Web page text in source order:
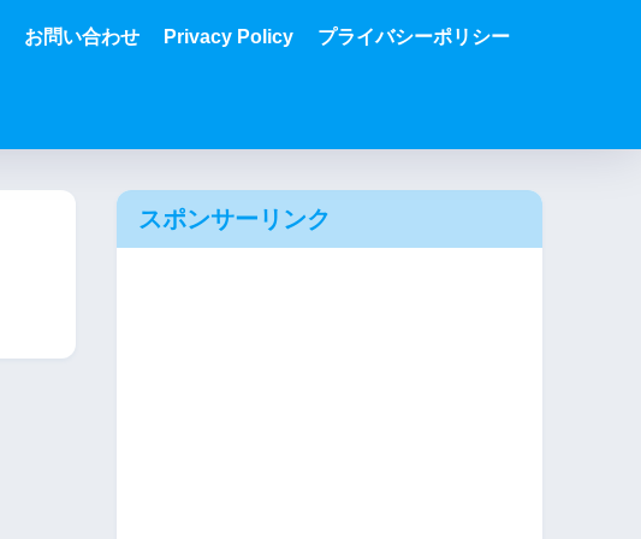
お問い合わせ Privacy Policy プライバシーポリシー
スポンサーリンク